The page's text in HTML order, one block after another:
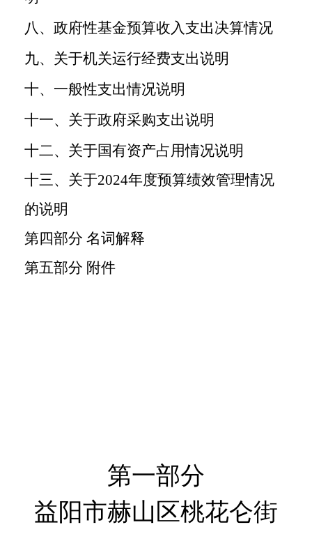
八、政府性基金预算收入支出决算情况
九、关于机关运行经费支出说明
十、一般性支出情况说明
十一、关于政府采购支出说明
十二、关于国有资产占用情况说明
十三、关于2024年度预算绩效管理情况
的说明
第四部分 名词解释
第五部分 附件
第一部分
益阳市赫山区桃花仑街